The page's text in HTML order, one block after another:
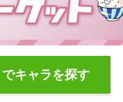
キャラを探す